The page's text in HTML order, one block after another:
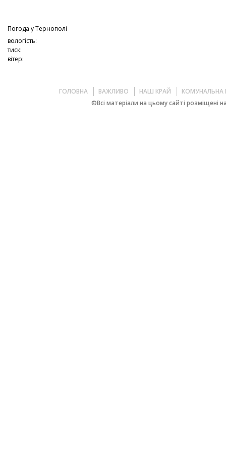
Погода уТернополі
вологість:
тиск:
вітер:
ГОЛОВНА ВАЖЛИВО НАШ КРАЙ
КОМУНАЛЬНА
©Всі матеріали на цьому сайті розміщені